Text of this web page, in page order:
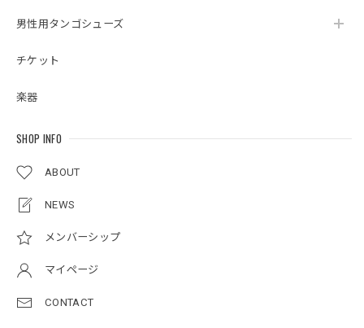
男性用タンゴシューズ
チケット
楽器
SHOP INFO
ABOUT
NEWS
メンバーシップ
マイページ
CONTACT